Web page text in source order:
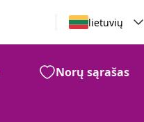
lietuvių
Norų sąrašas